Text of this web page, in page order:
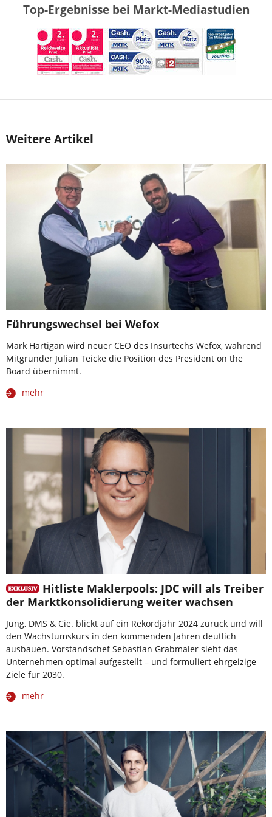
Top-Ergebnisse bei Markt-Mediastudien
Weitere Artikel
Führungswechsel bei Wefox
Mark Hartigan wird neuer CEO des Insurtechs Wefox, während
Mitgründer Julian Teicke die Position des President on the
Board übernimmt.
mehr
Hitliste Maklerpools: JDC will als Treiber
der Marktkonsolidierung weiter wachsen
Jung, DMS & Cie. blickt auf ein Rekordjahr 2024 zurück und will
den Wachstumskurs in den kommenden Jahren deutlich
ausbauen. Vorstandschef Sebastian Grabmaier sieht das
Unternehmen optimal aufgestellt – und formuliert ehrgeizige
Ziele für 2030.
mehr